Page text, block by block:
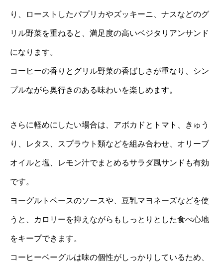
り、ローストしたパプリカやズッキーニ、ナスなどのグ
リル野菜を重ねると、満足度の高いベジタリアンサンド
になります。
コーヒーの香りとグリル野菜の香ばしさが重なり、シン
プルながら奥行きのある味わいを楽しめます。
さらに軽めにしたい場合は、アボカドとトマト、きゅう
り、レタス、スプラウト類などを組み合わせ、オリーブ
オイルと塩、レモン汁でまとめるサラダ風サンドも有効
です。
ヨーグルトベースのソースや、豆乳マヨネーズなどを使
うと、カロリーを抑えながらもしっとりとした食べ心地
をキープできます。
コーヒーベーグルは味の個性がしっかりしているため、